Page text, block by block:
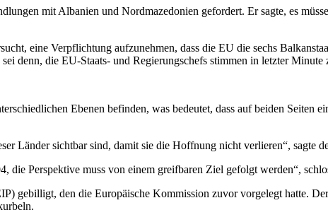
mit Albanien und Nordmazedonien gefordert. Er sagte, es
eine Verpflichtung aufzunehmen, dass die EU die sechs
denn, die EU-Staats- und Regierungschefs stimmen in letzter Minute
Ebenen befinden, was bedeutet, dass auf beiden Seiten
Länder sichtbar sind, damit sie die Hoffnung nicht verlieren“, sagte
die Perspektive muss von einem greifbaren Ziel gefolgt werden“,
gebilligt, den die Europäische Kommission zuvor vorgelegt hatte.